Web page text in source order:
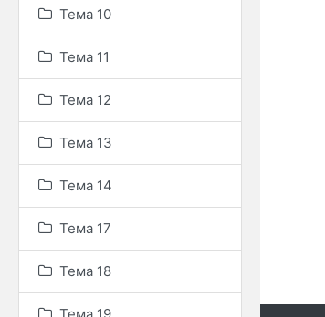
Тема 10
Тема 11
Тема 12
Тема 13
Тема 14
Тема 17
Тема 18